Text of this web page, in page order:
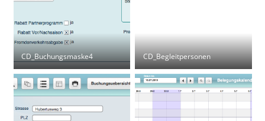
CD_Buchungsmaske4 CD_Begleitpersonen